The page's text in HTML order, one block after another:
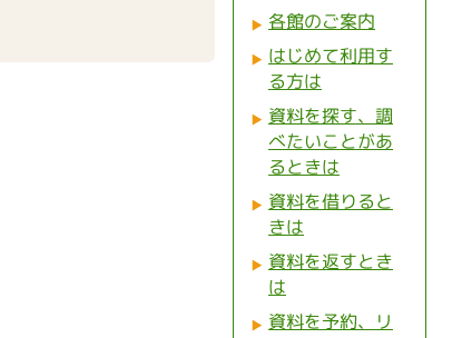
各館のご案内
はじめて利用す
る方は
資料を探す、調
べたいことがあ
るときは
資料を借りると
きは
資料を返すとき
は
資料を予約、リ